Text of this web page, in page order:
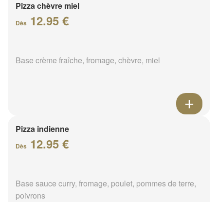
Pizza chèvre miel
Dès 12.95 €
Base crème fraîche, fromage, chèvre, miel
Pizza indienne
Dès 12.95 €
Base sauce curry, fromage, poulet, pommes de terre,
poivrons